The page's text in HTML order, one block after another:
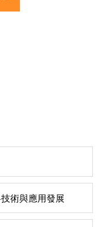
術與應用發展